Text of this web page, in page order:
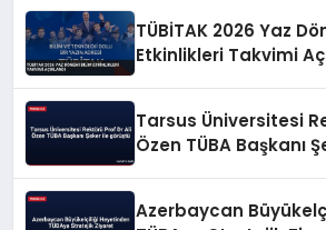
TÜBİTAK 2026 Yaz
Etkinlikleri Takvimi
Tarsus Üniversitesi
Özen TÜBA Başkanı
Azerbaycan